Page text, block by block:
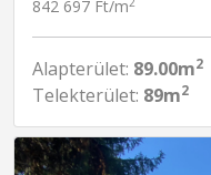
842 697 Ft/m
Alapterület: 89.00m2
Telekterület: 89m2